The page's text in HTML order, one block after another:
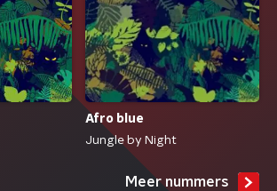
Afro blue
Jungle by Night
Meer nummers